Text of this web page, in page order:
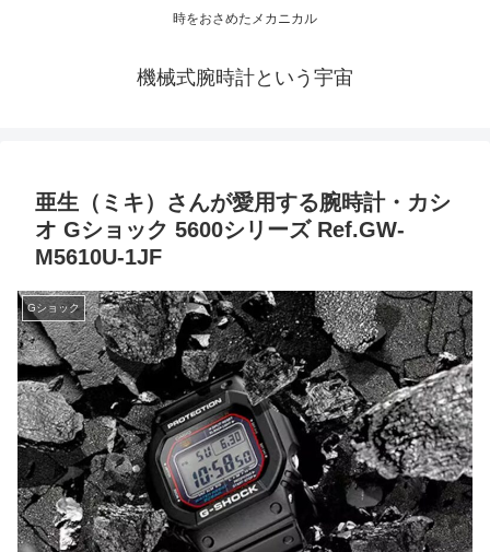
時をおさめたメカニカル
機械式腕時計という宇宙
亜生（ミキ）さんが愛用する腕時計・カシ
オ Gショック 5600シリーズ Ref.GW-
M5610U-1JF
Gショック